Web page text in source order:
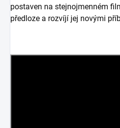
postaven na stejnojmenném
předloze a rozvíjí jej novými